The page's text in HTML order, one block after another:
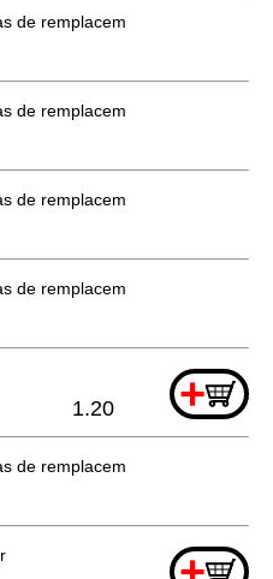
de remplacement
de remplacement
de remplacement
de remplacement
+
1.20
de remplacement